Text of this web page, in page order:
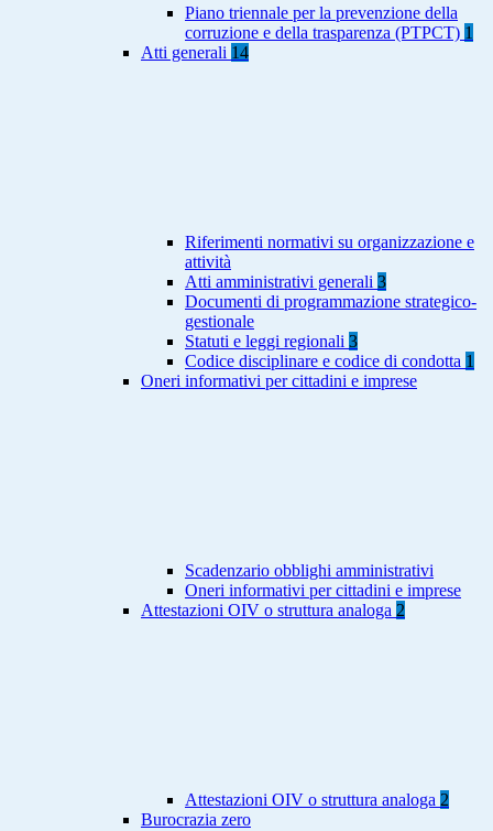
Piano triennale per la prevenzione della
corruzione e della trasparenza (PTPCT) 1
Atti generali 14
Riferimenti normativi su organizzazione e
attività
Atti amministrativi generali 3
Documenti di programmazione strategico-
gestionale
Statuti e leggi regionali 3
Codice disciplinare e codice di condotta 1
Oneri informativi per cittadini e imprese
Scadenzario obblighi amministrativi
Oneri informativi per cittadini e imprese
Attestazioni OIV o struttura analoga 2
Attestazioni OIV o struttura analoga 2
Burocrazia zero